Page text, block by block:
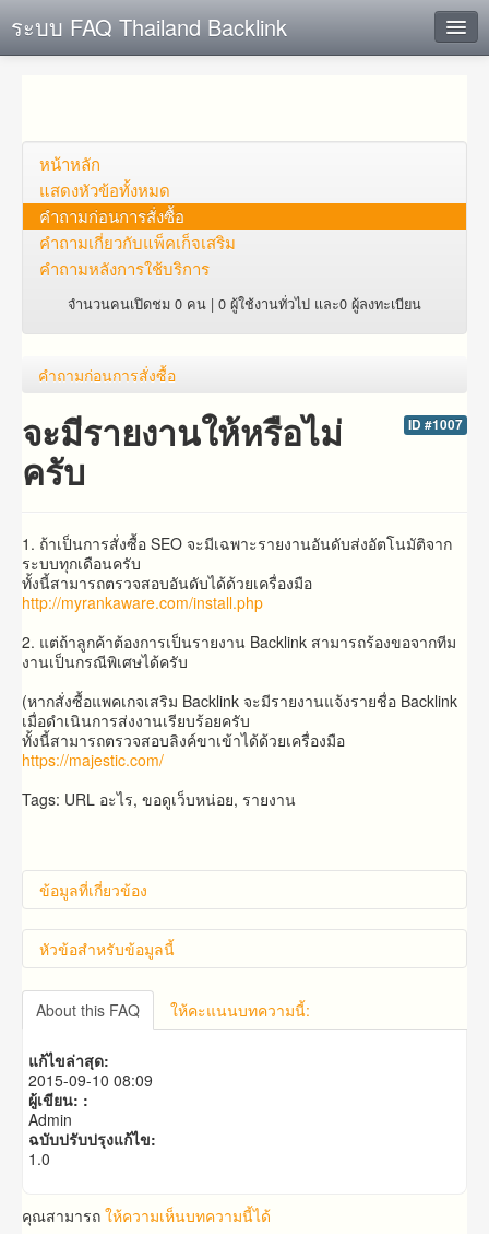
ระบบ FAQ Thailand Backlink
ตั้งคำถาม
ดูคำถาม
คุณต้องการที่จะลงทะเบียนหรือไม่?
หน้าหลัก
แสดงหัวข้อทั้งหมด
คำถาม​ก่อน​การ​สั่งซื้อ​
คำถาม​เกี่ยว​กับ​แพ็คเก็จ​เสริม
คำถามหลังการใช้บริการ
จำนวนคนเปิดชม 0 คน | 0 ผู้ใช้งานทั่วไป และ0 ผู้ลงทะเบียน
คำถาม​ก่อน​การ​สั่งซื้อ​
ID #1007
จะมีรายงานให้หรือไม่
ครับ
1. ถ้า​เป็น​การสั่งซื้อ SEO จะมีเฉพาะราย​งาน​อันดับ​ส่ง​อัตโนมัติ​จาก​
ระบบ​ทุก​เดือน​ครับ​
ทั้งนี้สามารถตรวจสอบอันดับได้ด้วยเครื่องมือ
http://myrankaware.com/install.php
2. แต่​ถ้าลูกค้าต้องการ​เป็น​รายงาน​ Backlink​ สามารถ​ร้องขอ​จาก​ทีม
งาน​เป็น​กรณี​พิเศษ​ได้​ครับ
(หากสั่งซื้อแพคเกจเสริม Backlink จะมีรายงานแจ้งรายชื่อ Backlink
เมื่อดำเนินการส่งงานเรียบร้อยครับ
ทั้งนี้สามารถตรวจสอบลิงค์ขาเข้าได้ด้วยเครื่องมือ
https://majestic.com/
Tags: URL อะไร, ขอดูเว็บหน่อย, รายงาน
ข้อมูลที่เกี่ยวข้อง
หัวข้อสำหรับข้อมูลนี้
คำถาม​ก่อน​การ​สั่งซื้อ​
คำถาม​เกี่ยว​กับ​แพ็คเก็จ​เสริม
About this FAQ ให้คะแนนบทความนี้:
แก้ไขล่าสุด:
2015-09-10 08:09
ผู้เขียน: :
Admin
ฉบับปรับปรุงแก้ไข:
1.0
คุณสามารถ ให้ความเห็นบทความนี้ได้